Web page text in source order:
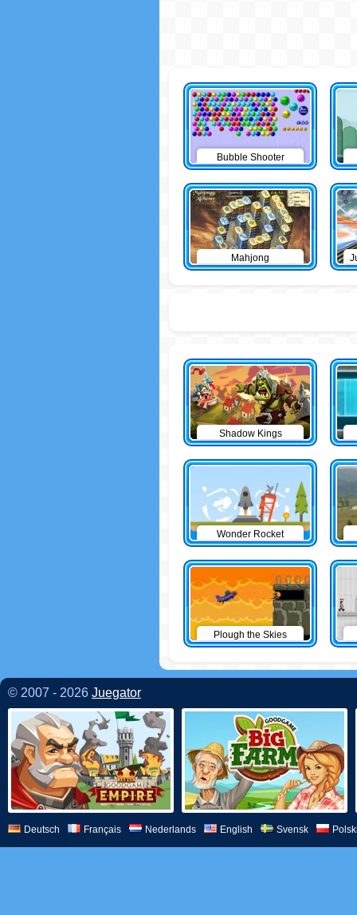
Bubble Shooter
Mahjong
Shadow Kings
Wonder Rocket
Plough the Skies
© 2007 - 2026 Juegator
Deutsch Français Nederlands English Svensk